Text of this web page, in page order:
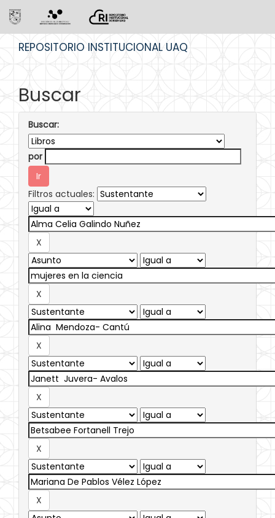
REPOSITORIO INSTITUCIONAL UAQ
Buscar
Buscar:
por
Filtros actuales: